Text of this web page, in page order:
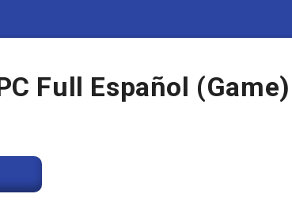
Full Español (Game)